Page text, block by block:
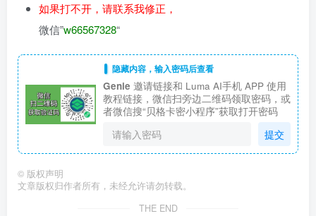
如果打不开，请联系我修正，
微信”w66567328“
隐藏内容，输入密码后查看
Genie 邀请链接和 Luma AI手机 APP 使用
教程链接，微信扫旁边二维码领取密码，或
者微信搜“贝格卡密小程序”获取打开密码
提交
© 版权声明
文章版权归作者所有，未经允许请勿转载。
THE END